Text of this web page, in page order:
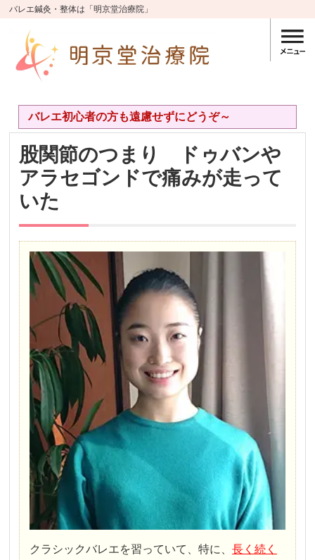
バレエ鍼灸・整体は「明京堂治療院」
バレエ初心者の方も遠慮せずにどうぞ～
股関節のつまり ドゥバンや
アラセゴンドで痛みが走って
いた
クラシックバレエを習っていて、特に、長く続く